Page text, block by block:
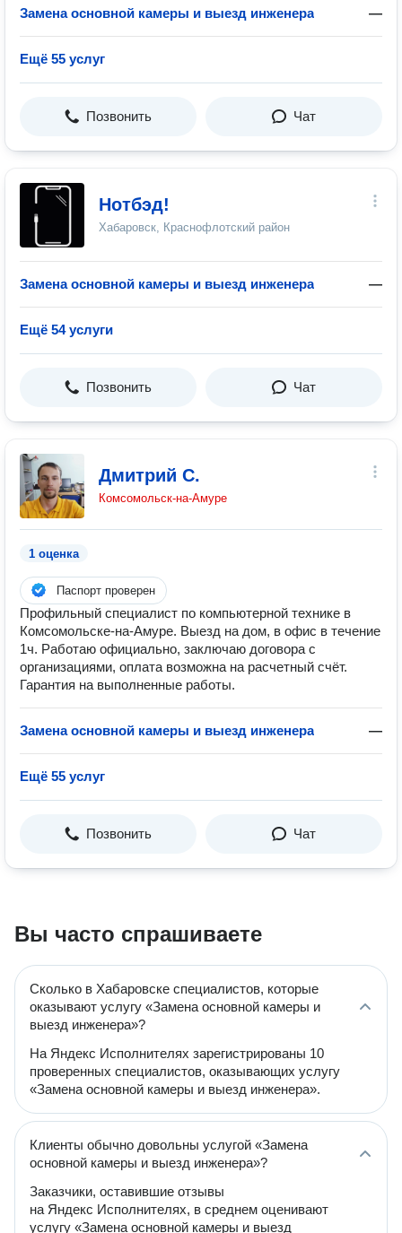
Замена основной камеры и выезд инженера —
Ещё 55 услуг
Позвонить Чат
Нотбэд!
Хабаровск, Краснофлотский район
Замена основной камеры и выезд инженера —
Ещё 54 услуги
Позвонить Чат
Дмитрий С.
Комсомольск-на-Амуре
1 оценка
Паспорт проверен
Профильный специалист по компьютерной технике в
Комсомольске-на-Амуре. Выезд на дом, в офис в течение
1ч. Работаю официально, заключаю договора с
организациями, оплата возможна на расчетный счёт.
Гарантия на выполненные работы.
Замена основной камеры и выезд инженера —
Ещё 55 услуг
Позвонить Чат
Вы часто спрашиваете
Сколько в Хабаровске специалистов, которые
оказывают услугу «Замена основной камеры и
выезд инженера»?
На Яндекс Исполнителях зарегистрированы 10
проверенных специалистов, оказывающих услугу
«Замена основной камеры и выезд инженера».
Клиенты обычно довольны услугой «Замена
основной камеры и выезд инженера»?
Заказчики, оставившие отзывы
на Яндекс Исполнителях, в среднем оценивают
услугу «Замена основной камеры и выезд